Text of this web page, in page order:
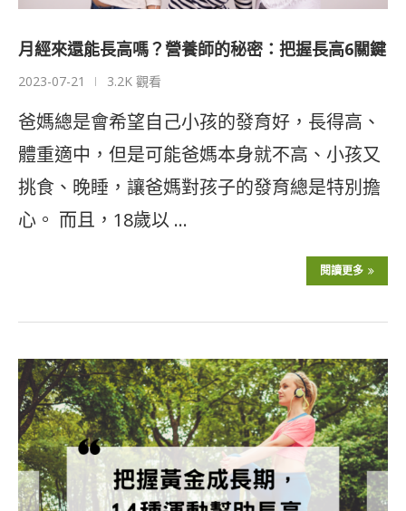
月經來還能長高嗎？營養師的秘密：把握長高6關鍵
2023-07-21 3.2K 觀看
爸媽總是會希望自己小孩的發育好，長得高、
體重適中，但是可能爸媽本身就不高、小孩又
挑食、晚睡，讓爸媽對孩子的發育總是特別擔
心。 而且，18歲以 …
閱讀更多